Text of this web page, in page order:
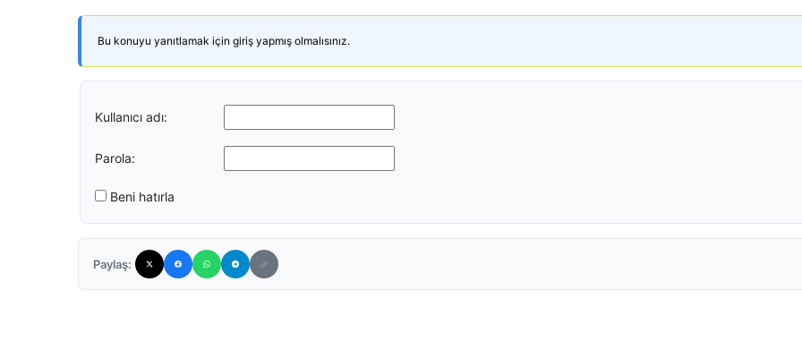
Bu konuyu yanıtlamak için giriş yapmış olmalısınız.
Kullanıcı adı:
Parola:
Beni hatırla
Paylaş: